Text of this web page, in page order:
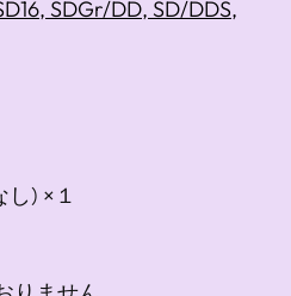
SDGr/DD, SD/DDS,
) ×１